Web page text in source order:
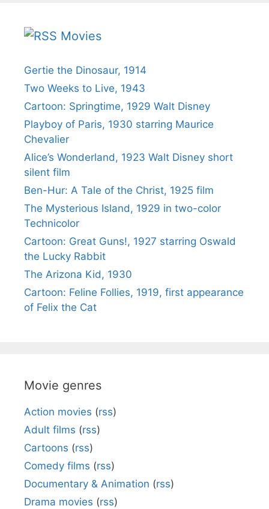
Movies
Gertie the Dinosaur, 1914
Two Weeks to Live, 1943
Cartoon: Springtime, 1929 Walt Disney
Playboy of Paris, 1930 starring Maurice
Chevalier
Alice’s Wonderland, 1923 Walt Disney short
silent film
Ben-Hur: A Tale of the Christ, 1925 film
The Mysterious Island, 1929 in two-color
Technicolor
Cartoon: Great Guns!, 1927 starring Oswald
the Lucky Rabbit
The Arizona Kid, 1930
Cartoon: Feline Follies, 1919, first appearance
of Felix the Cat
Movie genres
Action movies (rss)
Adult films (rss)
Cartoons (rss)
Comedy films (rss)
Documentary & Animation (rss)
Drama movies (rss)